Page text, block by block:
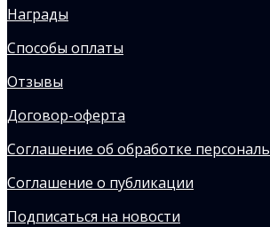
Награды
Способы оплаты
Отзывы
Договор-оферта
Соглашение об обработке
Соглашение о публикации
Подписаться на новости